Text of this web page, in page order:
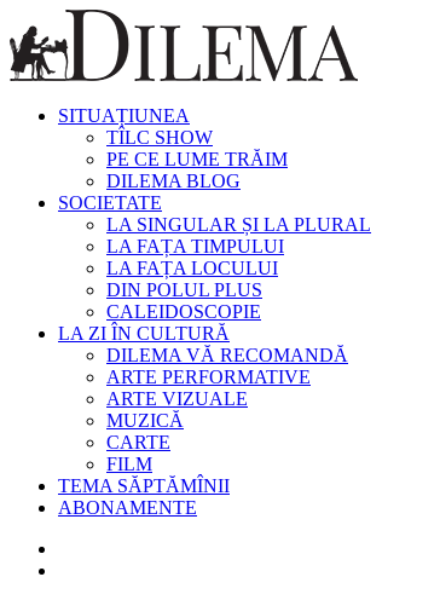
SITUAȚIUNEA
TÎLC SHOW
PE CE LUME TRĂIM
DILEMA BLOG
SOCIETATE
LA SINGULAR ȘI LA PLURAL
LA FAȚA TIMPULUI
LA FAȚA LOCULUI
DIN POLUL PLUS
CALEIDOSCOPIE
LA ZI ÎN CULTURĂ
DILEMA VĂ RECOMANDĂ
ARTE PERFORMATIVE
ARTE VIZUALE
MUZICĂ
CARTE
FILM
TEMA SĂPTĂMÎNII
ABONAMENTE